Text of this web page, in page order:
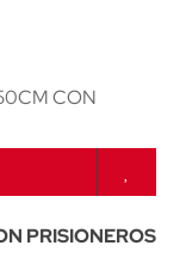
PRISIONEROS